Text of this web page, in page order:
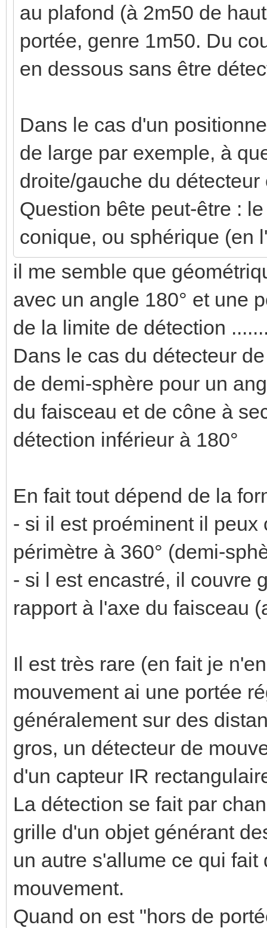
au plafond (à 2m50 de
portée, genre 1m50. Du
en dessous sans être
Dans le cas d'un
de large par exemple, à
droite/gauche du
Question bête peut-être :
conique, ou sphérique (en
il me semble que
avec un angle 180° et une
de la limite de détection
Dans le cas du détecteur
de demi-sphère pour un
du faisceau et de cône à
détection inférieur à 180°
En fait tout dépend de la
- si il est proéminent il peux
périmètre à 360° (demi-
- si l est encastré, il couvre
rapport à l'axe du faisceau
Il est très rare (en fait je
mouvement ai une portée
généralement sur des
gros, un détecteur de
d'un capteur IR
La détection se fait par
grille d'un objet générant
un autre s'allume ce qui
mouvement.
Quand on est "hors de